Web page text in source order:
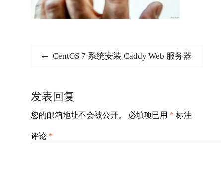
文
导
航
Previous
CentOS 7 系统安装 Caddy Web 服务器
发表回复
您的邮箱地址不会被公开。 必填项已用 * 标注
评论 *